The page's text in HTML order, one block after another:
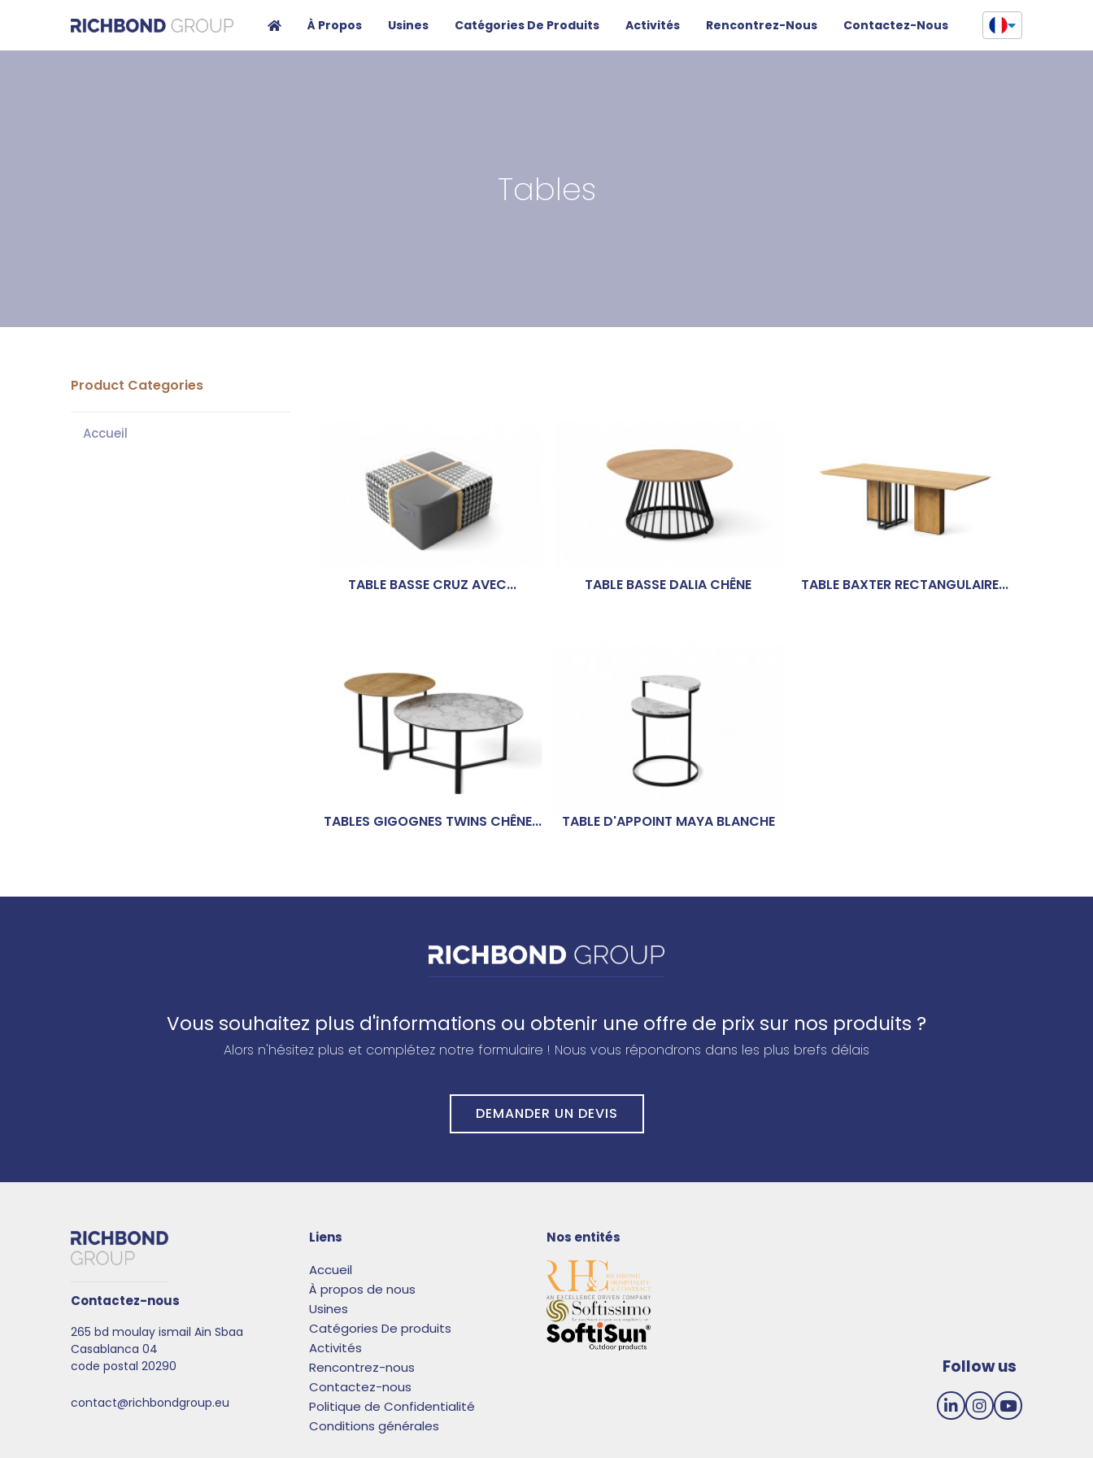
À Propos Usines Catégories De Produits Activités Rencontrez-Nous Contactez-Nous​
Tables
Product Categories
Accueil
TABLE BASSE CRUZ AVEC... TABLE BASSE DALIA CHÊNE TABLE BAXTER RECTANGULAIRE...
TABLES GIGOGNES TWINS CHÊNE... TABLE D'APPOINT MAYA BLANCHE
Vous souhaitez plus d'informations ou obtenir une offre de prix sur nos produits ?
Alors n'hésitez plus et complétez notre formulaire ! Nous vous répondrons dans les plus brefs délais
DEMANDER UN DEVIS
Contactez-nous
265 bd moulay ismail Ain Sbaa
Casablanca 04​
code postal 20290
contact@richbondgroup.eu
Liens
Accueil
À propos de nous
Usines
Catégories De produits
Activités
Rencontrez-nous
Contactez-nous
Politique de Confidentialité
Conditions générales
Nos entités
Follow us